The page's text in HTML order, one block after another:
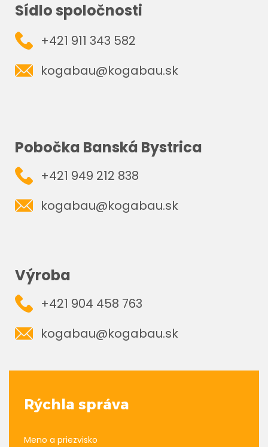
Sídlo spoločnosti
+421 911 343 582
kogabau@kogabau.sk
Pobočka Banská Bystrica
+421 949 212 838
kogabau@kogabau.sk
Výroba
+421 904 458 763
kogabau@kogabau.sk
Rýchla správa
Meno a priezvisko